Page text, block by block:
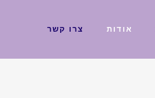
אודות צרו קשר